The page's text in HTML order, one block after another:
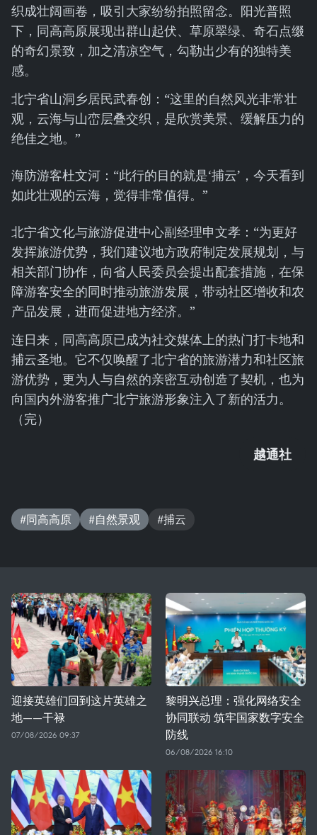
织成壮阔画卷，吸引大家纷纷拍照留念。阳光普照
下，同高高原展现出群山起伏、草原翠绿、奇石点缀
的奇幻景致，加之清凉空气，勾勒出少有的独特美
感。
北宁省山洞乡居民武春创：“这里的自然风光非常壮
观，云海与山峦层叠交织，是欣赏美景、缓解压力的
绝佳之地。”
海防游客杜文河：“此行的目的就是‘捕云’，今天看到
如此壮观的云海，觉得非常值得。”
北宁省文化与旅游促进中心副经理申文孝：“为更好
发挥旅游优势，我们建议地方政府制定发展规划，与
相关部门协作，向省人民委员会提出配套措施，在保
障游客安全的同时推动旅游发展，带动社区增收和农
产品发展，进而促进地方经济。”
连日来，同高高原已成为社交媒体上的热门打卡地和
捕云圣地。它不仅唤醒了北宁省的旅游潜力和社区旅
游优势，更为人与自然的亲密互动创造了契机，也为
向国内外游客推广北宁旅游形象注入了新的活力。
（完）
越通社
#同高高原 #自然景观 #捕云
迎接英雄们回到这片英雄之
地——干禄
07/08/2026 09:37
黎明兴总理：强化网络安全
协同联动 筑牢国家数字安全
防线
06/08/2026 16:10